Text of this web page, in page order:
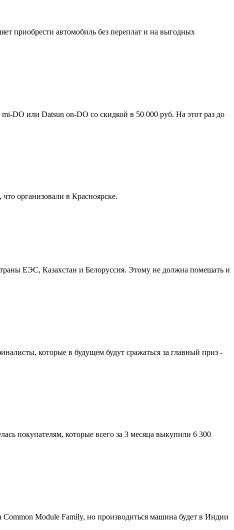
приобрести автомобиль без переплат и на выгодных
DO или Datsun on-DO со скидкой в 50 000 руб. На этот раз до
организовали в Красноярске.
ЕЭС, Казахстан и Белоруссия. Этому не должна помешать и
которые в будущем будут сражаться за главный приз -
покупателям, которые всего за 3 месяца выкупили 6 300
Common Module Family, но производиться машина будет в Индии